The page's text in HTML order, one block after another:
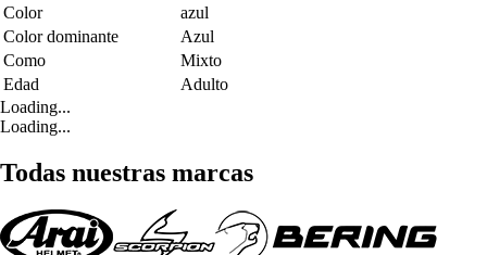
Color
azul
Color dominante
Azul
Como
Mixto
Edad
Adulto
Loading...
Loading...
Todas nuestras marcas